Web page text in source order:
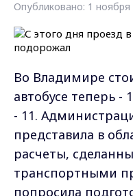
Опубликовано: 1 ноября
Во Владимире
автобусе теперь -
- 11.
представила в
расчеты,
транспортными
попросила